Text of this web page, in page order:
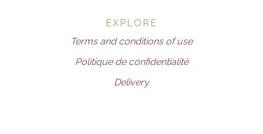
EXPLORE
Terms and conditions of use
Politique de confidentialité
Delivery